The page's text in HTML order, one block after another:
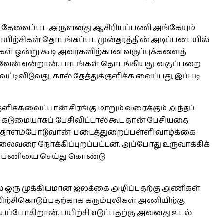
அருளனது ஆசிரியப்பணி அங்கேயும்
தொடங்கப்பட முன்தரத்தின் அடிப்படையில்
ஒன்று கூடி அவர்களிற்கான வகுப்புக்களைத்
என்றான். பாடங்கள் தொடங்கியது. வகுப்பறை
கால் தேத்துக்குளிக்க வைப்பது, இப்படி
சிரங்கு மாறும் வரைக்கும் அந்தப்
பேசிவிட்டால் கூட தான் பேசியதை
படைத்துறைப்பள்ளி வாழ்க்கை
நோக்கிப்புறப்பட்டன. அப்போது உருவாக்கிக்
செய்து கொண்டு
முக்கியமான இலக்கை அழிப்பதற்கு அணிகள்
கரும்புலிகள் அணியிற்கு
பயிற்சி எடுப்பதற்கு அவனது உடல்